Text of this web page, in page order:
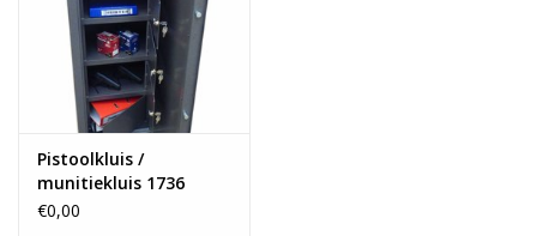
Pistoolkluis /
munitiekluis 1736
€0,00